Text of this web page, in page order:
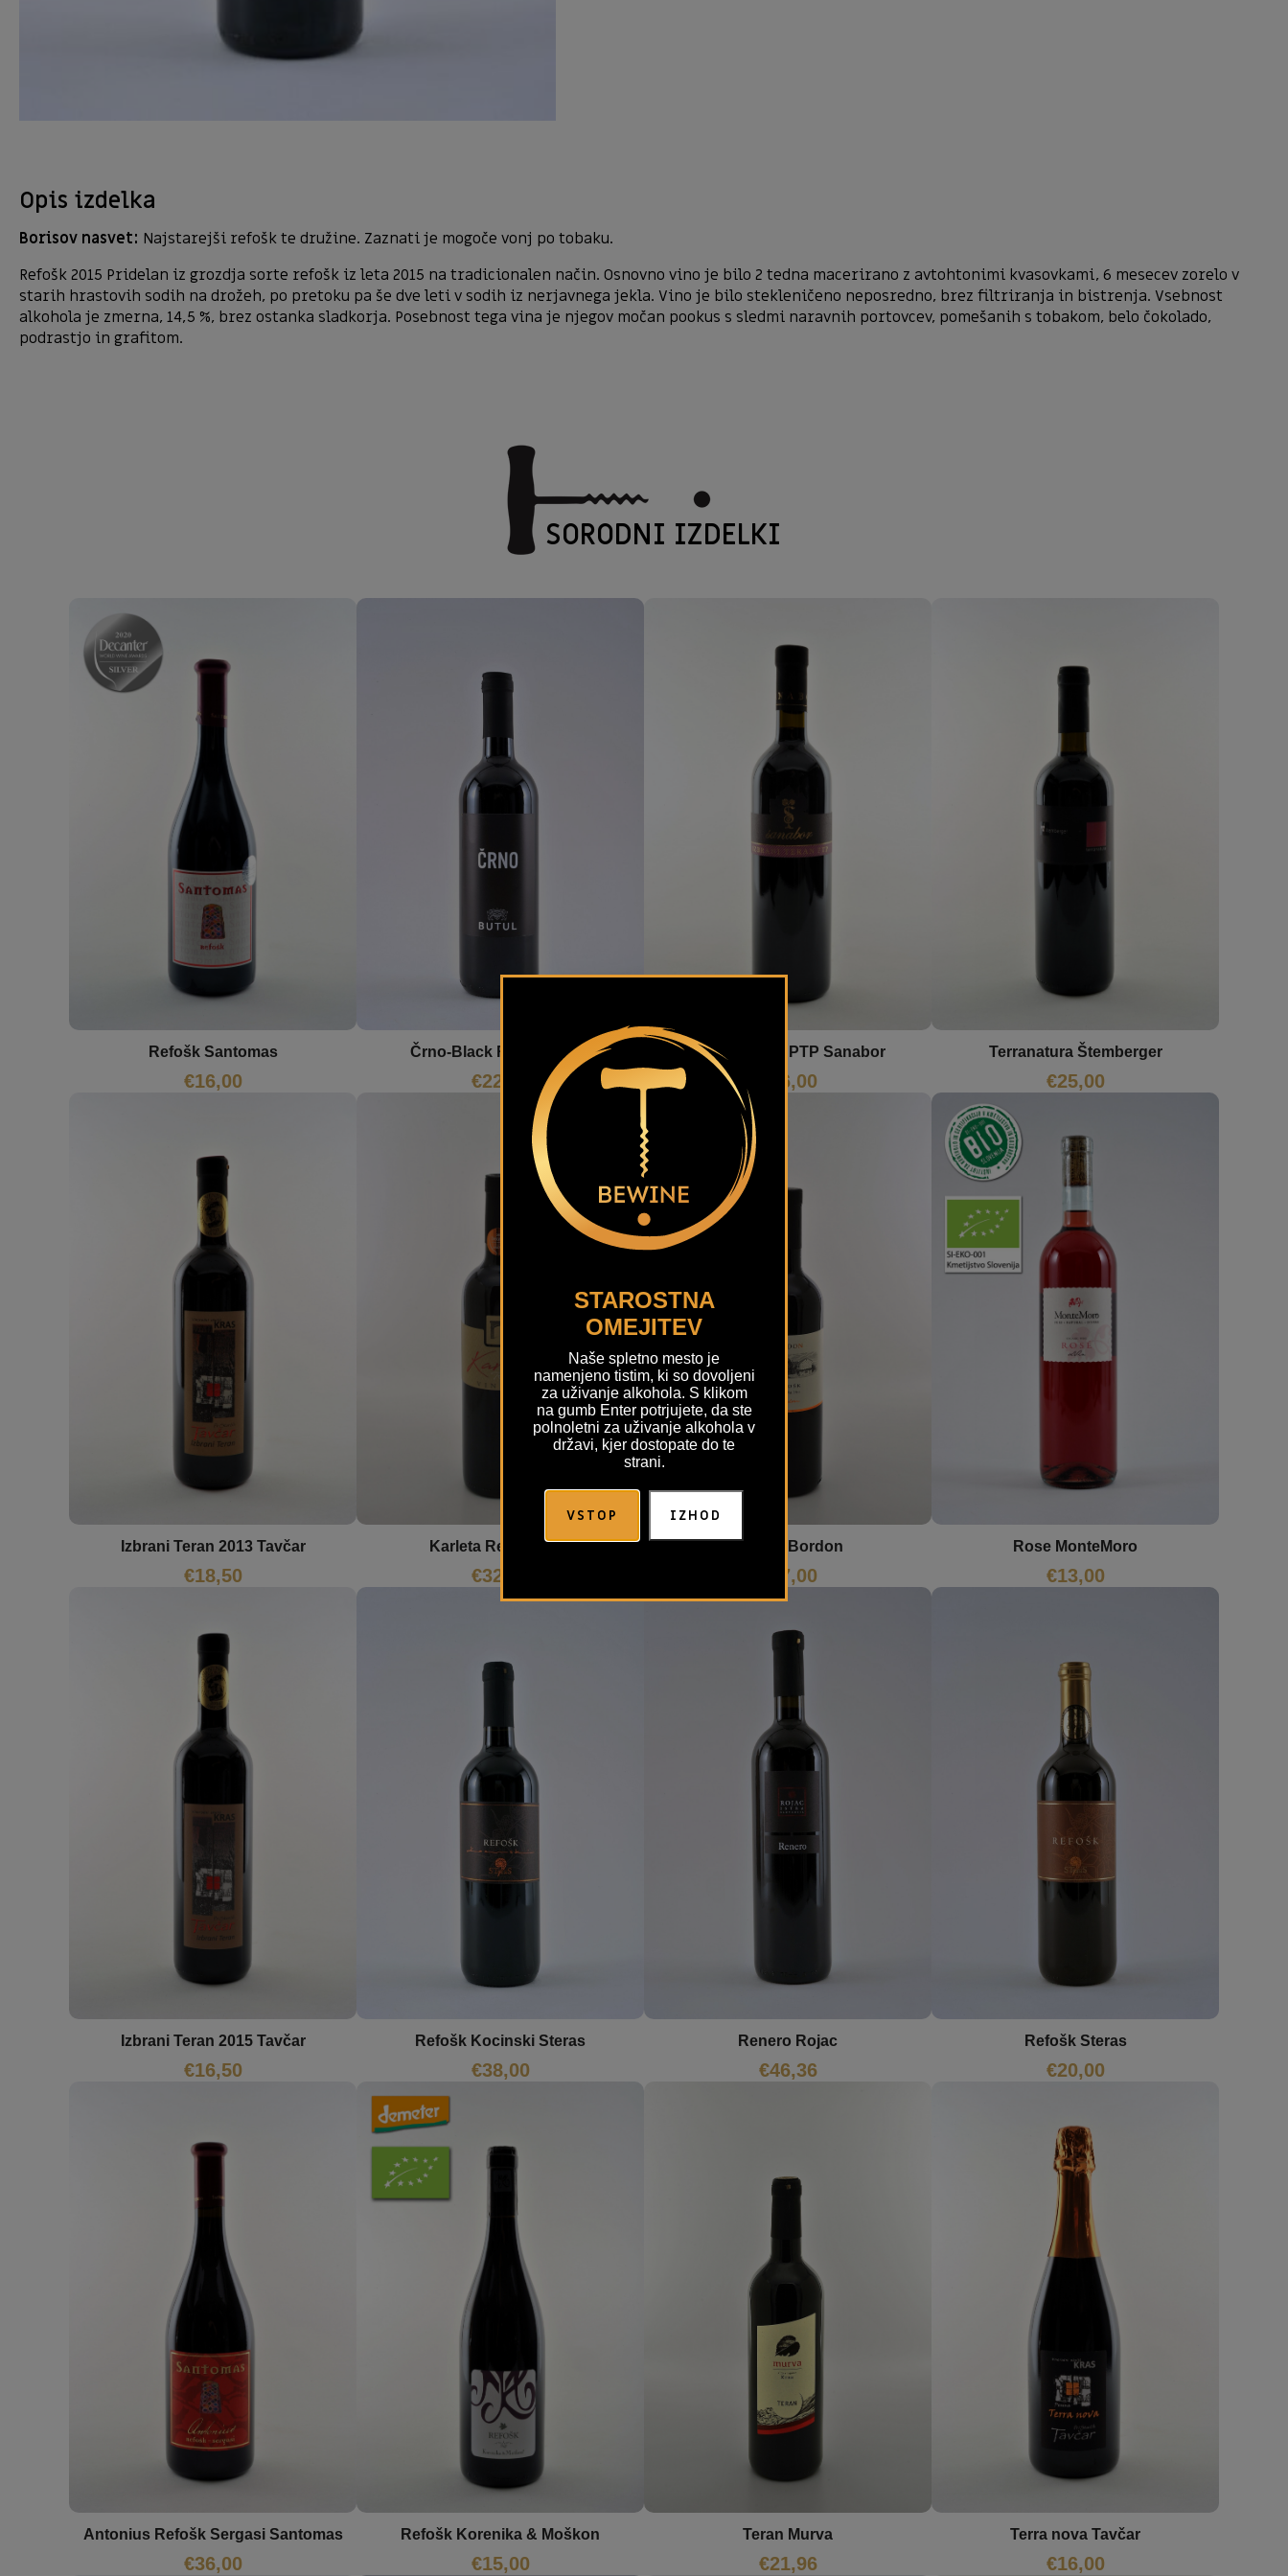
STAROSTNA
OMEJITEV
Naše spletno mesto je
namenjeno tistim, ki so dovoljeni
za uživanje alkohola. S klikom
na gumb Enter potrjujete, da ste
polnoletni za uživanje alkohola v
državi, kjer dostopate do te
strani.
VSTOP IZHOD
Opis izdelka
Borisov nasvet: Najstarejši refošk te družine. Zaznati je mogoče vonj po tobaku.
Refošk 2015 Pridelan iz grozdja sorte refošk iz leta 2015 na tradicionalen način. Osnovno vino je bilo 2 tedna macerirano z avtohtonimi kvasovkami, 6 mesecev zorelo v
starih hrastovih sodih na drožeh, po pretoku pa še dve leti v sodih iz nerjavnega jekla. Vino je bilo stekleničeno neposredno, brez filtriranja in bistrenja. Vsebnost
alkohola je zmerna, 14,5 %, brez ostanka sladkorja. Posebnost tega vina je njegov močan pookus s sledmi naravnih portovcev, pomešanih s tobakom, belo čokolado,
podrastjo in grafitom.
SORODNI IZDELKI
Refošk Santomas
€16,00
Črno-Black Refošk Butul
€22,00
Izbrani Teran PTP Sanabor
16,00
Terranatura Štemberger
€25,00
Izbrani Teran 2013 Tavčar
€18,50
Karleta Red Vinales
€32,94
Refošk Bordon
17,00
Rose MonteMoro
€13,00
Izbrani Teran 2015 Tavčar
€16,50
Refošk Kocinski Steras
€38,00
Renero Rojac
€46,36
Refošk Steras
€20,00
Antonius Refošk Sergasi Santomas
€36,00
Refošk Korenika & Moškon
€15,00
Teran Murva
€21,96
Terra nova Tavčar
€16,00